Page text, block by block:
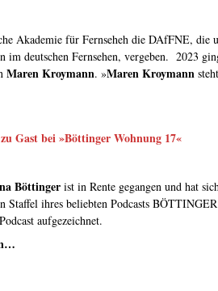
Akademie für Fernseheh die DAfFNE, die
im deutschen Fernsehen, vergeben. 2023
Maren Kroymann. »Maren Kroymann
Gast bei »Böttinger Wohnung 17«
Böttinger ist in Rente gegangen und hat
Staffel ihres beliebten Podcasts
aufgezeichnet.